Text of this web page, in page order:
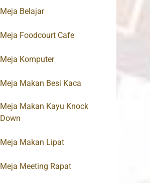
Meja Belajar
Meja Foodcourt Cafe
Meja Komputer
Meja Makan Besi Kaca
Meja Makan Kayu Knock
Down
Meja Makan Lipat
Meja Meeting Rapat